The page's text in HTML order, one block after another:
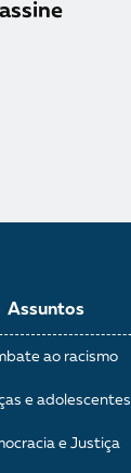
Assuntos
ao racismo
e adolescentes
e Justiça